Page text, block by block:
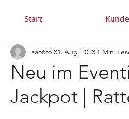
Start
Neu im
Jackpot |
aa8686 31. Aug. 2023 1 Min.